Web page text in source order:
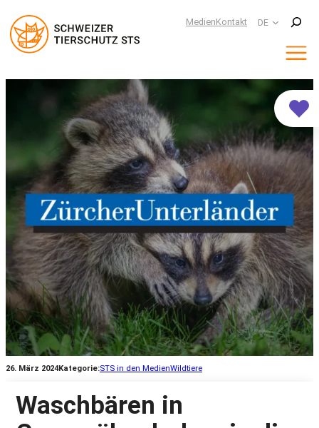
MedienKontakt DE
Suchen
26. März 2024Kategorie:STS in den MedienWildtiere
Waschbären in